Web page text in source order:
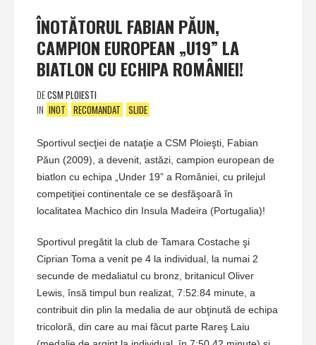
ÎNOTĂTORUL FABIAN PĂUN,
CAMPION EUROPEAN „U19” LA
BIATLON CU ECHIPA ROMÂNIEI!
DECSM PLOIESTI
IN INOT RECOMANDAT SLIDE
Sportivul secţiei de nataţie a CSM Ploieşti, Fabian
Păun (2009), a devenit, astăzi, campion european de
biatlon cu echipa „Under 19” a României, cu prilejul
competiţiei continentale ce se desfăşoară în
localitatea Machico din Insula Madeira (Portugalia)!
Sportivul pregătit la club de Tamara Costache şi
Ciprian Toma a venit pe 4 la individual, la numai 2
secunde de medaliatul cu bronz, britanicul Oliver
Lewis, însă timpul bun realizat, 7:52.84 minute, a
contribuit din plin la medalia de aur obţinută de echipa
tricoloră, din care au mai făcut parte Rareş Laiu